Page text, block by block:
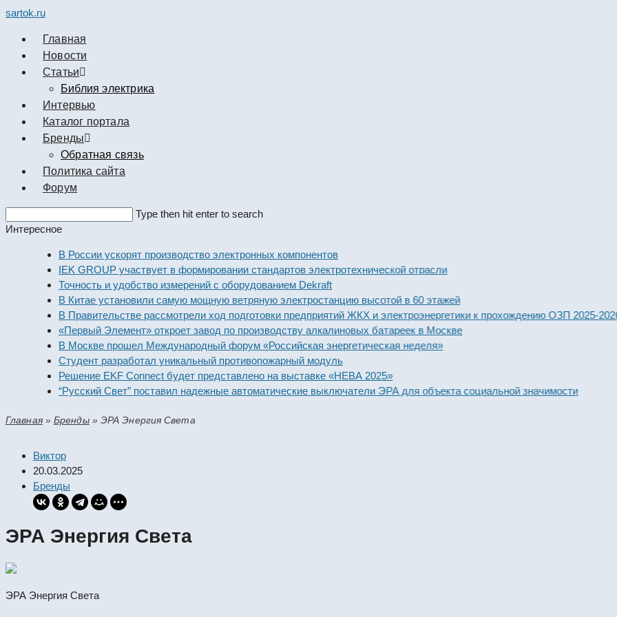
sartok.ru
Главная
Новости
Cтатьи
Библия электрика
Интервью
Каталог портала
Бренды
Обратная связь
Политика сайта
Форум
this
Type then hit enter to search
Интересное
В России ускорят производство электронных компонентов
IEK GROUP участвует в формировании стандартов электротехнической отрасли
Точность и удобство измерений с оборудованием Dekraft
В Китае установили самую мощную ветряную электростанцию высотой в 60 этажей
В Правительстве рассмотрели ход подготовки предприятий ЖКХ и электроэнергетики к прохождению ОЗП 2025-2026
«Первый Элемент» откроет завод по производству алкалиновых батареек в Москве
В Москве прошел Международный форум «Российская энергетическая неделя»
Студент разработал уникальный противопожарный модуль
Решение EKF Connect будет представлено на выставке «НЕВА 2025»
“Русский Свет” поставил надежные автоматические выключатели ЭРА для объекта социальной значимости
Главная»Бренды» ЭРА Энергия Света
Виктор
20.03.2025
Бренды
ЭРА Энергия Света
ЭРА Энергия Света